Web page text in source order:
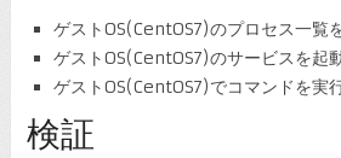
ゲストOS(CentOS7)のプロセス一覧
ゲストOS(CentOS7)のサービスを起
ゲストOS(CentOS7)でコマンドを実
検証